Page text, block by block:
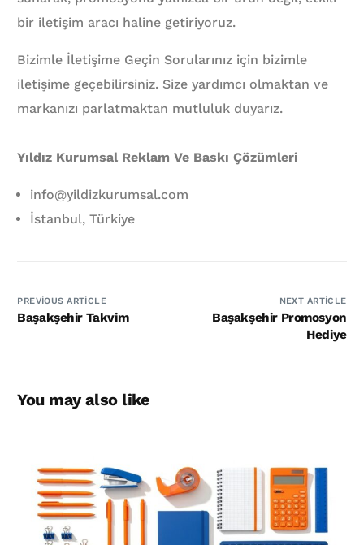
bir iletişim aracı haline getiriyoruz.
Bizimle İletişime Geçin Sorularınız için bizimle
iletişime geçebilirsiniz. Size yardımcı olmaktan ve
markanızı parlatmaktan mutluluk duyarız.
Yıldız Kurumsal Reklam Ve Baskı Çözümleri
info@yildizkurumsal.com
İstanbul, Türkiye
PREVIOUS ARTICLE
Başakşehir Takvim
NEXT ARTICLE
Başakşehir Promosyon
Hediye
You may also like